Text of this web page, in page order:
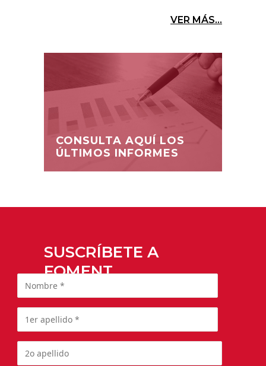
VER MÁS...
CONSULTA AQUÍ LOS
ÚLTIMOS INFORMES
SUSCRÍBETE A
FOMENT